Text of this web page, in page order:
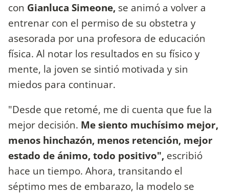
con Gianluca Simeone, se animó a volver a
entrenar con el permiso de su obstetra y
asesorada por una profesora de educación
física. Al notar los resultados en su físico y
mente, la joven se sintió motivada y sin
miedos para continuar.
"Desde que retomé, me di cuenta que fue la
mejor decisión. Me siento muchísimo mejor,
menos hinchazón, menos retención, mejor
estado de ánimo, todo positivo", escribió
hace un tiempo. Ahora, transitando el
séptimo mes de embarazo, la modelo se